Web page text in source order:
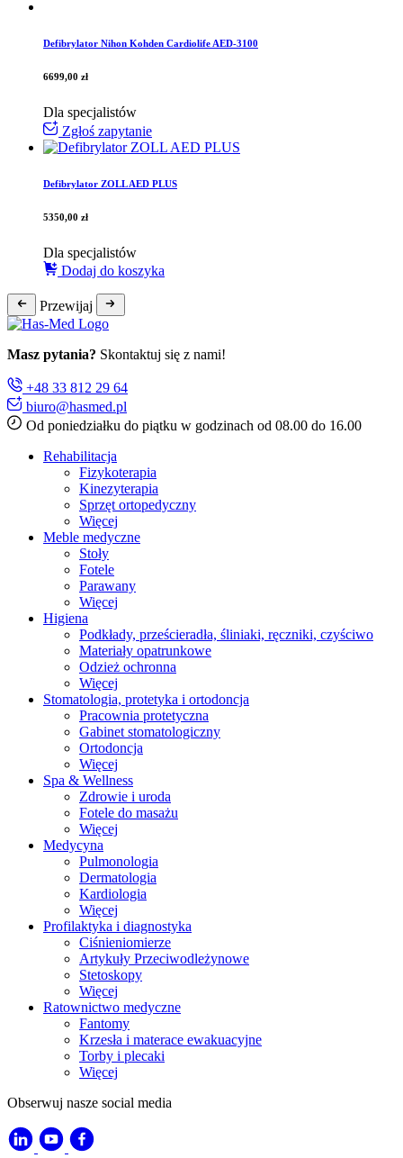
Defibrylator Nihon Kohden Cardiolife AED-3100
6699,00 zł
Dla specjalistów
Zgłoś zapytanie
Defibrylator ZOLL AED PLUS
5350,00 zł
Dla specjalistów
Dodaj do koszyka
Przewijaj
Masz pytania? Skontaktuj się z nami!
+48 33 812 29 64
biuro@hasmed.pl
Od poniedziałku do piątku w godzinach od 08.00 do 16.00
Rehabilitacja
Fizykoterapia
Kinezyterapia
Sprzęt ortopedyczny
Więcej
Meble medyczne
Stoły
Fotele
Parawany
Więcej
Higiena
Podkłady, prześcieradła, śliniaki, ręczniki, czyściwo
Materiały opatrunkowe
Odzież ochronna
Więcej
Stomatologia, protetyka i ortodoncja
Pracownia protetyczna
Gabinet stomatologiczny
Ortodoncja
Więcej
Spa & Wellness
Zdrowie i uroda
Fotele do masażu
Więcej
Medycyna
Pulmonologia
Dermatologia
Kardiologia
Więcej
Profilaktyka i diagnostyka
Ciśnieniomierze
Artykuły Przeciwodleżynowe
Stetoskopy
Więcej
Ratownictwo medyczne
Fantomy
Krzesła i materace ewakuacyjne
Torby i plecaki
Więcej
Obserwuj nasze social media